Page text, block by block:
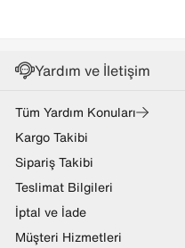
Yardım ve İletişim
Tüm Yardım Konuları
Kargo Takibi
Sipariş Takibi
Teslimat Bilgileri
İptal ve İade
Müşteri Hizmetleri